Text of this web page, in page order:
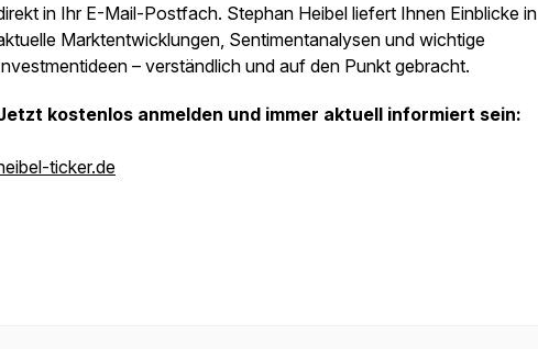
in Ihr E-Mail-Postfach. Stephan Heibel liefert Ihnen Einblicke in
Marktentwicklungen, Sentimentanalysen und wichtige
– verständlich und auf den Punkt gebracht.
kostenlos anmelden und immer aktuell informiert sein:
ticker.de